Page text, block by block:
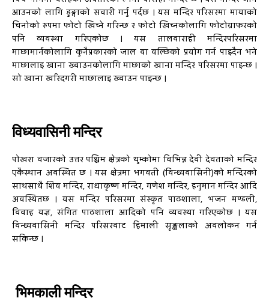
आउनको लागि डुङ्गाको सवारी गर्नु पर्दछ । यस मन्दिर परिसरमा मायाको
चिनोको रुपमा फोटो खिच्ने गरिन्छ र फोटो खिच्नकोलागि फोटोग्राफरको
पनि व्यवस्था गरिएकोछ । यस तालवाराही मन्दिरपरिसरमा
माछामार्नकोलागि कुनैप्रकारको जाल वा वल्छिको प्रयोग गर्न पाइदैन भने
माछालाइ खाना ख्वाउनकोलागि माछाको खाना मन्दिर परिसरमा पाइन्छ ।
सो खाना खरिदगरी माछालाइ ख्वाउन पाइन्छ ।
विध्यवासिनी मन्दिर
पोखरा वजारको उत्तर पश्चिम क्षेत्रको थुम्कोमा विभिन्न देवी देवताको मन्दिर
एकैस्थान अवस्थित छ । यस क्षेत्रमा भगवती (विन्ध्यवासिनी)को मन्दिरको
साथसाथै शिव मन्दिर, राधाकृष्ण मन्दिर, गणेश मन्दिर, हनुमान मन्दिर आदि
अवस्थितछ । यस मन्दिर परिसरमा संस्कृत पाठशाला, भजन मण्डली,
विवाह यज्ञ, संगित पाठशाला आदिको पनि व्यवस्था गरिएकोछ । यस
विन्ध्यवासिनी मन्दिर परिसरवाट हिमाली सृङ्खलाको अवलोकन गर्न
सकिन्छ ।
भिमकाली मन्दिर